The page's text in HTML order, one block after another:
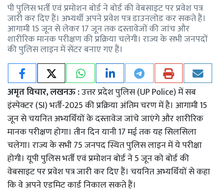
पी पुलिस भर्ती एवं प्रमोशन बोर्ड ने बोर्ड की वेबसाइट पर प्रवेश पत्र
जारी कर दिए हैं। अभ्यर्थी अपने प्रवेश पत्र डाउनलोड कर सकते हैं।
आगामी 15 जून से लेकर 17 जून तक दस्तावेजों की जांच और
शारीरिक मानक परीक्षण की प्रक्रिया चलेगी। राज्य के सभी जनपदों
की पुलिस लाइन में सेंटर बनाए गए हैं।
अमृत विचार, लखनऊ :उत्तर प्रदेश पुलिस (UP Police) में सब
इंस्पेक्टर (SI) भर्ती-2025 की प्रक्रिया अंतिम चरण में है। आगामी 15
जून से चयनित अभ्यर्थियों के दस्तावेज जांचे जाएंगे और शारीरिक
मानक परीक्षण होगा। तीन दिन यानी 17 मई तक यह सिलसिला
चलेगा। राज्य के सभी 75 जनपद स्थित पुलिस लाइन में ये परीक्षा
होगी। यूपी पुलिस भर्ती एवं प्रमोशन बोर्ड ने 5 जून को बोर्ड की
वेबसाइट पर प्रवेश पत्र जारी कर दिए हैं। चयनित अभ्यर्थियों से कहा
कि वे अपने एडमिट कार्ड निकाल सकते हैं।